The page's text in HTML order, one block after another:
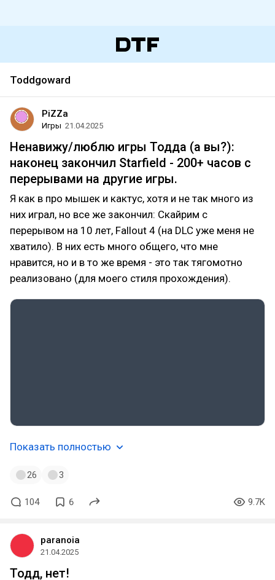
Toddgoward
PiZZa
Игры 21.04.2025
Ненавижу/люблю игры Тодда (а вы?):
наконец закончил Starfield - 200+ часов с
перерывами на другие игры.
Я как в про мышек и кактус, хотя и не так много из
них играл, но все же закончил: Скайрим с
перерывом на 10 лет, Fallout 4 (на DLC уже меня не
хватило). В них есть много общего, что мне
нравится, но и в то же время - это так тягомотно
реализовано (для моего стиля прохождения).
Показать полностью
26 3
104 6 9.7K
paranoia
21.04.2025
Тодд, нет!